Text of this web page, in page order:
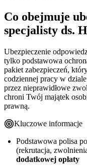
Co obejmuje
specjalisty ds.
Ubezpieczenie
tylko podstawowa
pakiet zabezpieczeń,
codziennej pracy w
przez nieprawidłowe
chroni Twój majątek
prawną.
Kluczowe informacje
Podstawowa polisa
(rekrutacja,
dodatkowej opłaty